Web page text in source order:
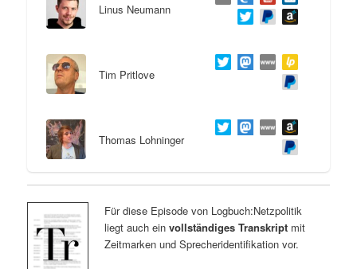
Linus Neumann
Tim Pritlove
Thomas Lohninger
Für diese Episode von Logbuch:Netzpolitik
liegt auch ein vollständiges Transkriptmit
Zeitmarken und Sprecheridentifikation vor.